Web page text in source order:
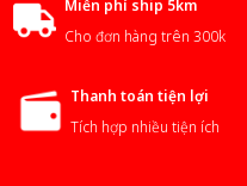
Miễn phí ship 5km
Cho đơn hàng trên 300k
Thanh toán tiện lợi
Tích hợp nhiều tiện ích